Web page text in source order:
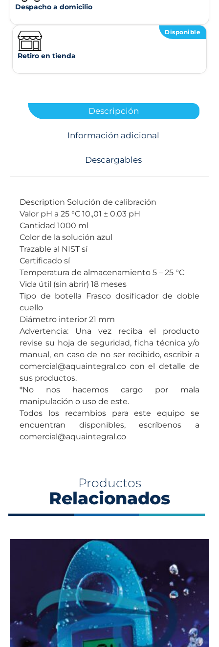
Despacho a domicilio
Disponible
Retiro en tienda
Descripción
Información adicional
Descargables
Description Solución de calibración
Valor pH a 25 °C 10.,01 ± 0.03 pH
Cantidad 1000 ml
Color de la solución azul
Trazable al NIST sí
Certificado sí
Temperatura de almacenamiento 5 – 25 °C
Vida útil (sin abrir) 18 meses
Tipo de botella Frasco dosificador de doble
cuello
Diámetro interior 21 mm
Advertencia: Una vez reciba el producto
revise su hoja de seguridad, ficha técnica y/o
manual, en caso de no ser recibido, escribir a
comercial@aquaintegral.co con el detalle de
sus productos.
*No nos hacemos cargo por mala
manipulación o uso de este.
Todos los recambios para este equipo se
encuentran disponibles, escríbenos a
comercial@aquaintegral.co
Productos
Relacionados